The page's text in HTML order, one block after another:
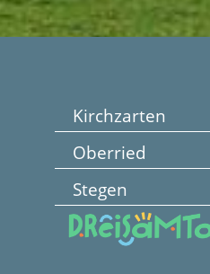
Kirchzarten
Oberried
Stegen